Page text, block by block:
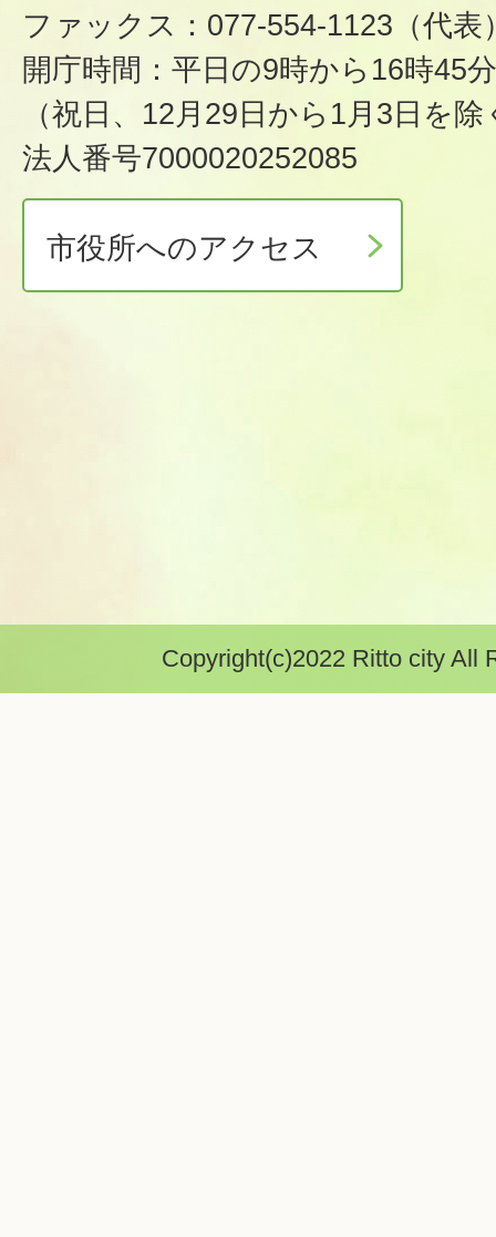
ファックス：077-554-1123（代表
開庁時間：平日の9時から16時45分
（祝日、12月29日から1月3日を除
法人番号7000020252085
市役所へのアクセス
Copyright(c)2022 Ritto city All